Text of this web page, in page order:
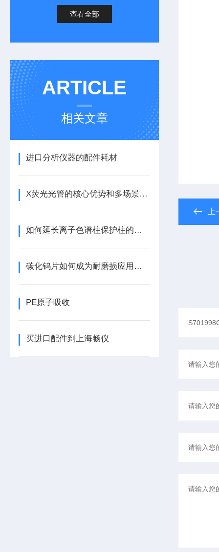
查看全部
ARTICLE
相关文章
进口分析仪器的配件耗材
X荧光光管的核心优势和多场景应用
如何延长离子色谱柱保护柱的使用寿命
碳化钨片如何成为耐磨损应用的关键材料？
PE原子吸收
买进口配件到上海畅仪